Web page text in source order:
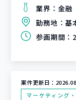
業界： 金融
勤務地：基
参画期間：
案件更新日：
マーケティング